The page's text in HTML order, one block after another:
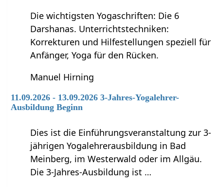
Die wichtigsten Yogaschriften: Die 6
Darshanas. Unterrichtstechniken:
Korrekturen und Hilfestellungen speziell für
Anfänger, Yoga für den Rücken.
Manuel Hirning
11.09.2026 - 13.09.2026 3-Jahres-Yogalehrer-
Ausbildung Beginn
Dies ist die Einführungsveranstaltung zur 3-
jährigen Yogalehrerausbildung in Bad
Meinberg, im Westerwald oder im Allgäu.
Die 3-Jahres-Ausbildung ist …